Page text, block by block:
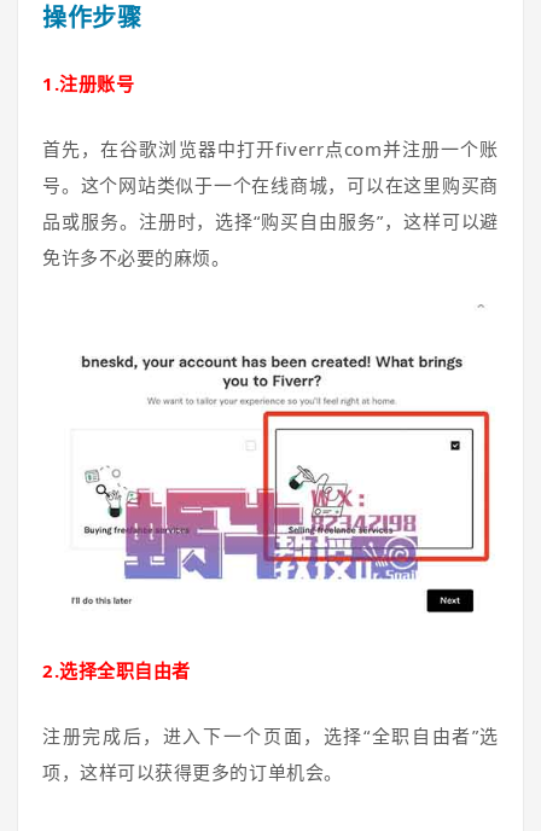
操作步骤
1.注册账号
首先，在谷歌浏览器中打开fiverr点com并注册一个账
号。这个网站类似于一个在线商城，可以在这里购买商
品或服务。注册时，选择“购买自由服务”，这样可以避
免许多不必要的麻烦。
2.选择全职自由者
注册完成后，进入下一个页面，选择“全职自由者”选
项，这样可以获得更多的订单机会。